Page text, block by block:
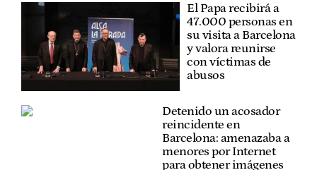
El Papa recibirá a
47.000 personas en
su visita a Barcelona
y valora reunirse
con víctimas de
abusos
Detenido un acosador
reincidente en
Barcelona: amenazaba a
menores por Internet
para obtener imágenes